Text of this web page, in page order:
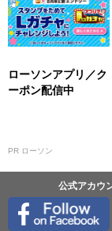
ローソンアプリ／ク
ーポン配信中
PR ローソン
公式アカウ